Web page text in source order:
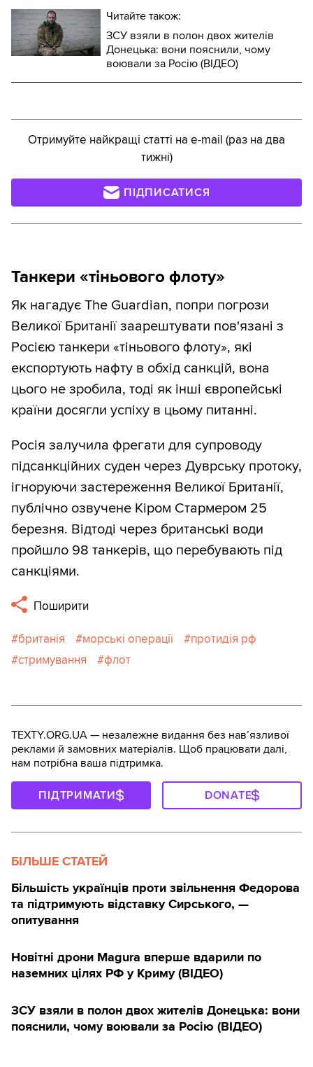
Читайте також:
ЗСУ взяли в полон двох жителів
Донецька: вони пояснили, чому
воювали за Росію (ВІДЕО)
Отримуйте найкращі статті на e-mail (раз на два
тижні)
ПІДПИСАТИСЯ
Танкери «тіньового флоту»
Як нагадує The Guardian, попри погрози
Великої Британії заарештувати пов'язані з
Росією танкери «тіньового флоту», які
експортують нафту в обхід санкцій, вона
цього не зробила, тоді як інші європейські
країни досягли успіху в цьому питанні.
Росія залучила фрегати для супроводу
підсанкційних суден через Дуврську протоку,
ігноруючи застереження Великої Британії,
публічно озвучене Кіром Стармером 25
березня. Відтоді через британські води
пройшло 98 танкерів, що перебувають під
санкціями.
Поширити
британія морські операції
протидія рф
стримування
флот
TEXTY.ORG.UA — незалежне видання без навʼязливої
реклами й замовних матеріалів. Щоб працювати далі,
нам потрібна ваша підтримка.
ПІДТРИМАТИ DONATE
БІЛЬШЕ СТАТЕЙ
Більшість українців проти звільнення Федорова
та підтримують відставку Сирського, —
опитування
Новітні дрони Magura вперше вдарили по
наземних цілях РФ у Криму (ВІДЕО)
ЗСУ взяли в полон двох жителів Донецька: вони
пояснили, чому воювали за Росію (ВІДЕО)